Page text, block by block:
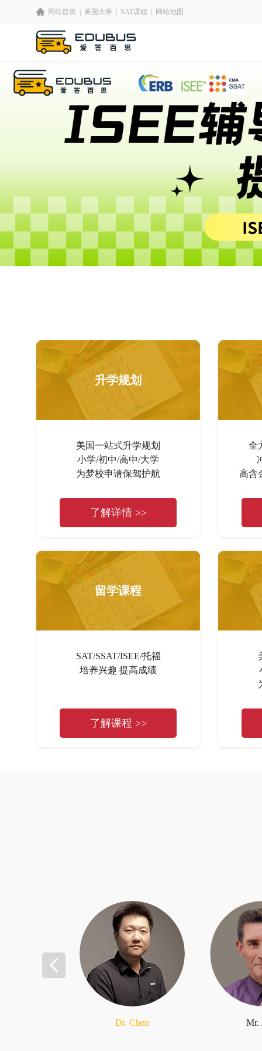
网站首页 美国大学 SAT课程 网站地图
升学规划
美国一站式升学规划
小学/初中/高中/大学
为梦校申请保驾护航
了解详情 >>
全
高含
留学课程
SAT/SSAT/ISEE/托福
培养兴趣 提高成绩
了解课程 >>
Dr. Chen Mr.